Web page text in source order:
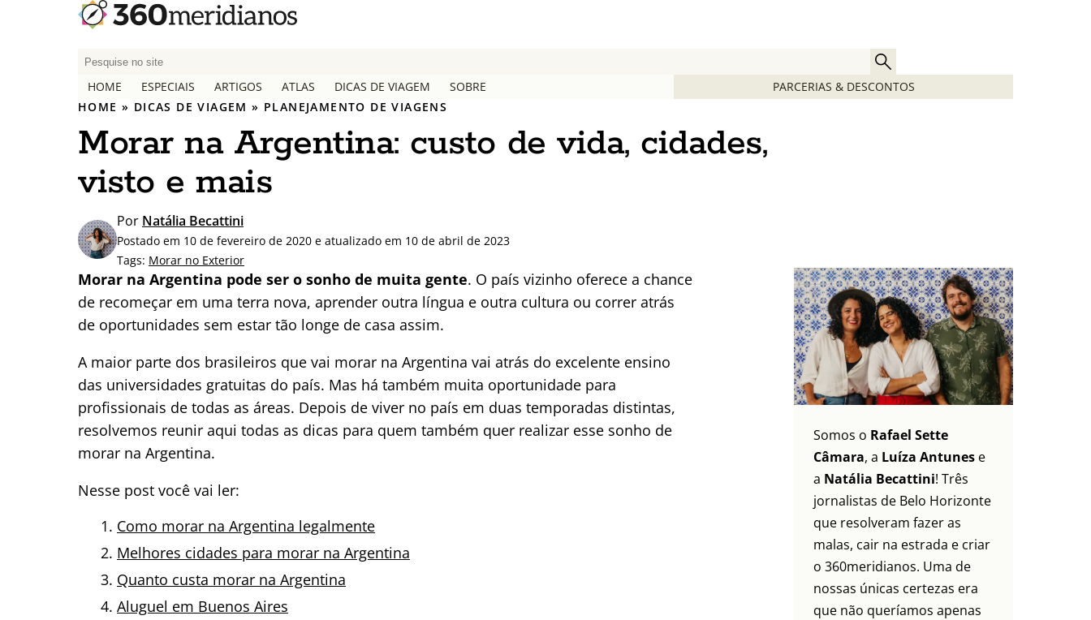
P
q
u
i
s
a
p
o
r
:
HOME ESPECIAIS ARTIGOS ATLAS DICAS DE VIAGEM SOBRE
PARCERIAS & DESCONTOS
HOME » DICAS DE VIAGEM » PLANEJAMENTO DE VIAGENS
Morar na Argentina: custo de vida, cidades,
visto e mais
Por Natália Becattini
Postado em 10 de fevereiro de 2020 e atualizado em 10 de abril de 2023
Tags: Morar no Exterior
Morar na Argentina pode ser o sonho de muita gente. O país vizinho oferece a chance
de recomeçar em uma terra nova, aprender outra língua e outra cultura ou correr atrás
de oportunidades sem estar tão longe de casa assim.
A maior parte dos brasileiros que vai morar na Argentina vai atrás do excelente ensino
das universidades gratuitas do país. Mas há também muita oportunidade para
profissionais de todas as áreas. Depois de viver no país em duas temporadas distintas,
resolvemos reunir aqui todas as dicas para quem também quer realizar esse sonho de
morar na Argentina.
Nesse post você vai ler:
Como morar na Argentina legalmente
Melhores cidades para morar na Argentina
Quanto custa morar na Argentina
Aluguel em Buenos Aires
Somos o Rafael Sette
Câmara, a Luíza Antunes e
a Natália Becattini! Três
jornalistas de Belo Horizonte
que resolveram fazer as
malas, cair na estrada e criar
o 360meridianos. Uma de
nossas únicas certezas era
que não queríamos apenas